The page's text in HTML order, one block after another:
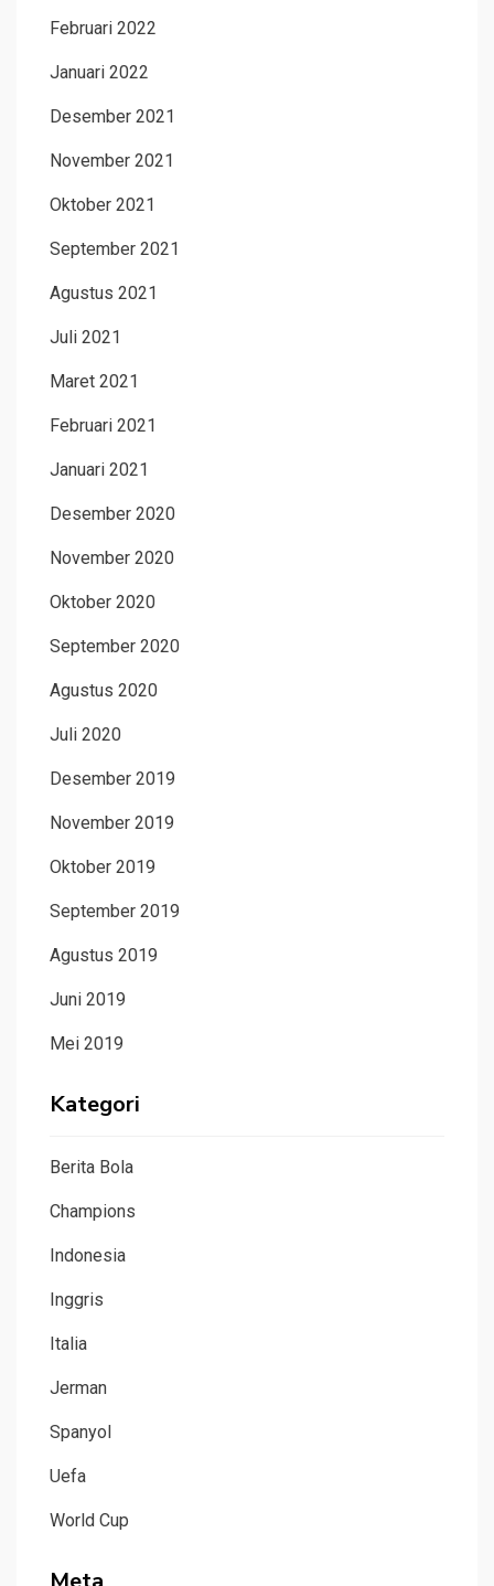
Februari 2022
Januari 2022
Desember 2021
November 2021
Oktober 2021
September 2021
Agustus 2021
Juli 2021
Maret 2021
Februari 2021
Januari 2021
Desember 2020
November 2020
Oktober 2020
September 2020
Agustus 2020
Juli 2020
Desember 2019
November 2019
Oktober 2019
September 2019
Agustus 2019
Juni 2019
Mei 2019
Kategori
Berita Bola
Champions
Indonesia
Inggris
Italia
Jerman
Spanyol
Uefa
World Cup